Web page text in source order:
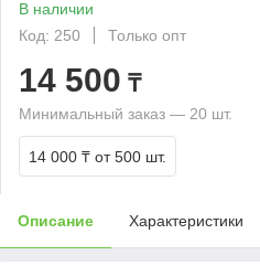
В наличии
Код: 250
Только опт
14 500 ₸
Минимальный заказ — 20 шт.
14 000 ₸ от 500 шт.
Описание Характеристики